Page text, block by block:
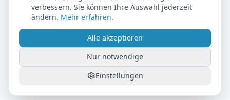
verbessern. Sie können Ihre Auswahl jederzeit
ändern. Mehr erfahren.
Einstellungen
Nur notwendige
Alle akzeptieren